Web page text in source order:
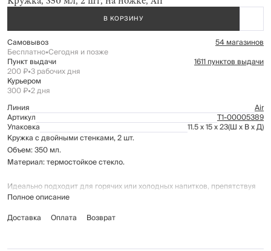
В КОРЗИНУ
Самовывоз 54 магазинов
Бесплатно•Сегодня и позже
Пункт выдачи 1611 пунктов выдачи
200 ₽•3 рабочих дня
Курьером
300 ₽•2 дня
Линия
Air
Артикул Т1-00005389
Упаковка 11.5 x 15 x 23(Ш x В x Д)
Кружка с двойными стенками, 2 шт.
Объем: 350 мл.
Материал: термостойкое стекло.
Идеально подходит для горячих или холодных напитков, препятствуя
их быстрому остыванию или нагреву.
Не подходит для использования в микроволновой печи.
Не использовать для ухода абразивные чистящие средства и жёсткие
Полное описание
Доставка
Оплата Возврат